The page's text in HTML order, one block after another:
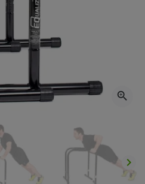
zoom_in
keyboard_arrow_right